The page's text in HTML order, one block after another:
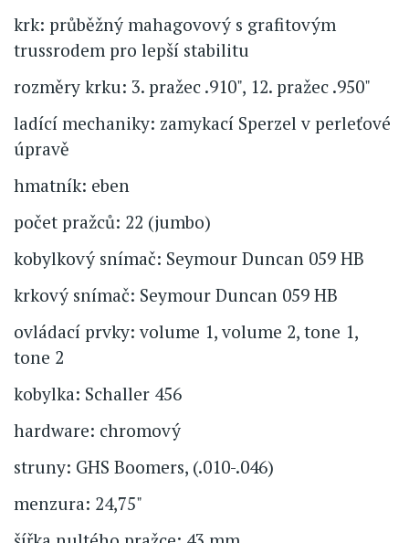
krk: průběžný mahagovový s grafitovým
trussrodem pro lepší stabilitu
rozměry krku: 3. pražec .910", 12. pražec .950"
ladící mechaniky: zamykací Sperzel v perleťové
úpravě
hmatník: eben
počet pražců: 22 (jumbo)
kobylkový snímač: Seymour Duncan 059 HB
krkový snímač: Seymour Duncan 059 HB
ovládací prvky: volume 1, volume 2, tone 1,
tone 2
kobylka: Schaller 456
hardware: chromový
struny: GHS Boomers, (.010-.046)
menzura: 24,75"